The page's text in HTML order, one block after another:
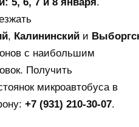
, Калининский и
с наибольшим
Получить
микроавтобуса в
+7 (931) 210-30-07.